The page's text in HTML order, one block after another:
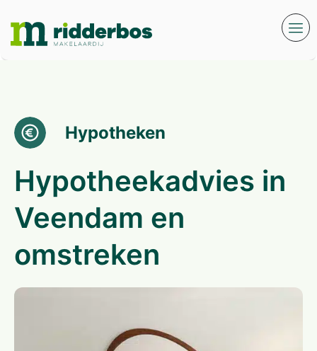
Hypotheken
Hypotheekadvies in
Veendam en
omstreken